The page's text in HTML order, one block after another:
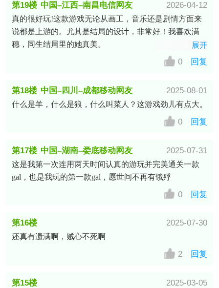
第19楼 中国–江西–南昌电信网友 2026-04-12
真的很好玩!这款游戏无论从画工，音乐还是剧情方面来
说都是上游的。尤其是结局的设计，非常好！我喜欢满
穗，同生结局里的她真美。
展开
0 回复
第18楼 中国–四川–成都移动网友 2025-08-01
什么是羊，什么是狼，什么叫菜人？这游戏劲儿有点大。
0 回复
第17楼 中国–湖南–娄底移动网友 2025-07-31
这是我第一次连用两天时间认真的游玩并完美通关一款
gal，也是我玩的第一款gal，愿世间不再有饿殍
0 回复
第16楼
中国–广东–广州–天河区电信网友
2025-07-30
还真有遗满啊，贼心不死啊
2 回复
第15楼
2025-03-05